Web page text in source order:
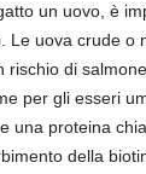
un uovo, è
Le uova crude o
rischio di
per gli esseri
una proteina
della